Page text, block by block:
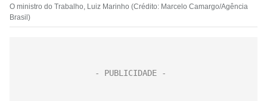
O ministro do Trabalho, Luiz Marinho (Crédito: Marcelo Camargo/Agência
Brasil)